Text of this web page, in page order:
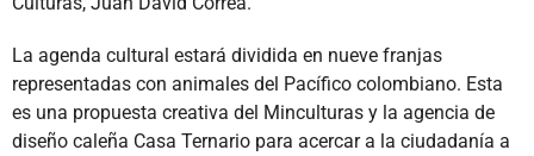
La agenda cultural estará dividida en nueve franjas
representadas con animales del Pacífico colombiano. Esta
es una propuesta creativa del Minculturas y la agencia de
diseño caleña Casa Ternario para acercar a la ciudadanía a